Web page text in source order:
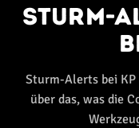
Sturm-
Sturm-Alerts bei
über das, was die